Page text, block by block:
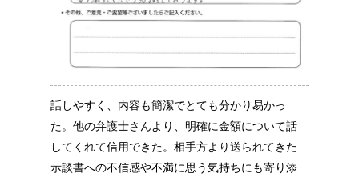
話しやすく、内容も簡潔でとても分かり易かっ
た。他の弁護士さんより、明確に金額について話
してくれて信用できた。相手方より送られてきた
示談書への不信感や不満に思う気持ちにも寄り添